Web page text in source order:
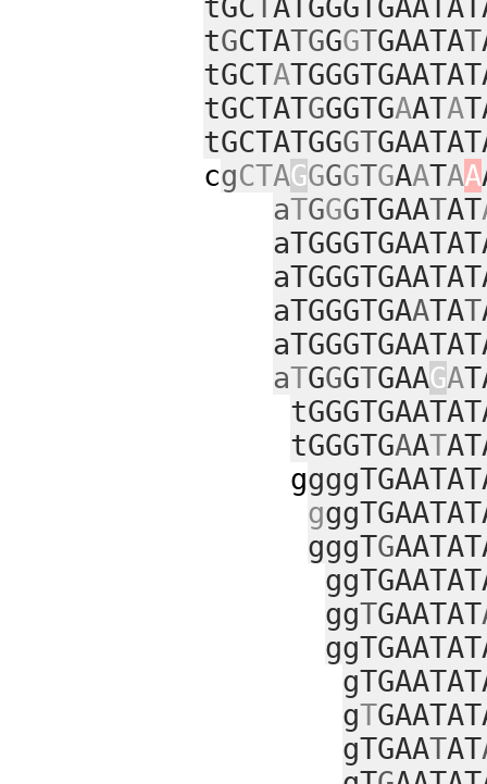
tGCT
tGCTATGGGTGAATAT
tGCTA
tGCTATGGGTGAATA
tGCTATGGGT
cgCTAGGGGTGAATAA
aTGGGTGAATAT
aTGGGTGAATAT
aTGGGTGAAGA
tGGGTGAAT
g
g
gggTG
ggTGAATAT
gT
gTGAATAT